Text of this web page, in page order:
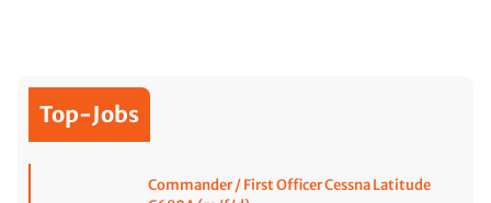
Top-Jobs
Commander / First Officer Cessna Latitude